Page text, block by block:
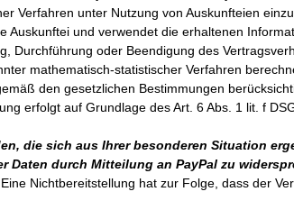
Verfahren unter Nutzung von Auskunfteien
Auskunftei und verwendet die erhaltenen
Durchführung oder Beendigung des
mathematisch-statistischer Verfahren
den gesetzlichen Bestimmungen
erfolgt auf Grundlage des Art. 6 Abs. 1 lit. f
die sich aus Ihrer besonderen Situation
Daten durch Mitteilung an PayPal zu
Nichtbereitstellung hat zur Folge, dass der